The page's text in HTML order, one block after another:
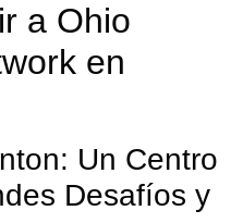
a Ohio
en
Un Centro
Desafíos y